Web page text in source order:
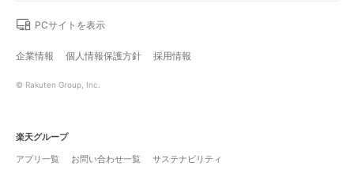
PCサイトを表示
企業情報 個人情報保護方針 採用情報
© Rakuten Group, Inc.
楽天グループ
アプリ一覧
お問い合わせ一覧 サステナビリティ